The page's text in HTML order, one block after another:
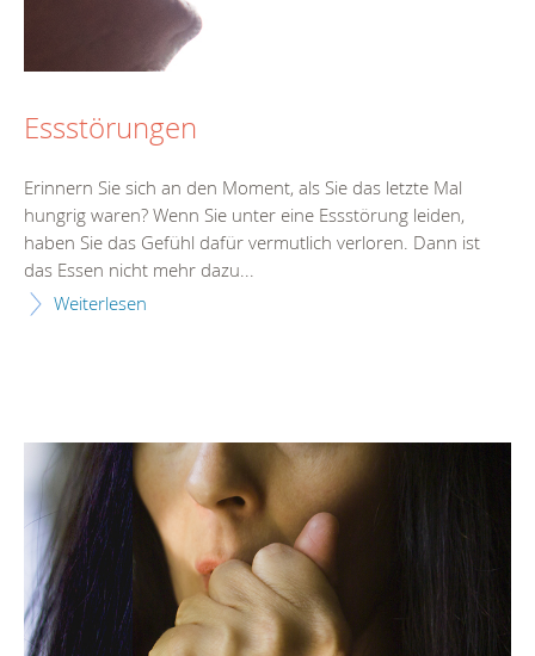
Essstörungen
Erinnern Sie sich an den Moment, als Sie das letzte Mal
hungrig waren? Wenn Sie unter eine Essstörung leiden,
haben Sie das Gefühl dafür vermutlich verloren. Dann ist
das Essen nicht mehr dazu...
Weiterlesen